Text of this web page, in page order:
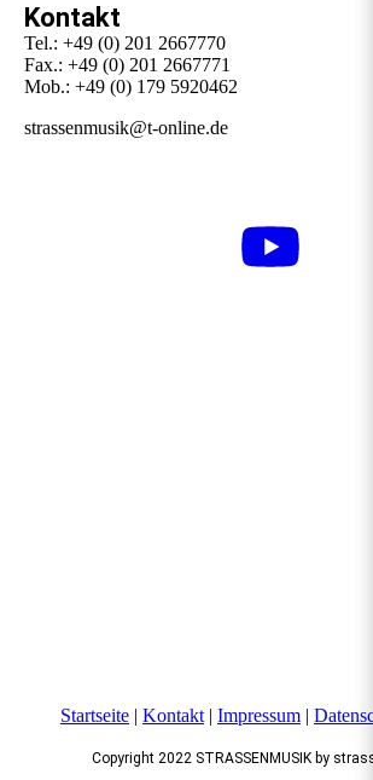
Kontakt
Tel.: +49 (0) 201 2667770
Fax.: +49 (0) 201 2667771
Mob.: +49 (0) 179 5920462
strassenmusik@t-online.de
Startseite | Kontakt | Impressum |
Copyright 2022 STRASSENMUSIK by